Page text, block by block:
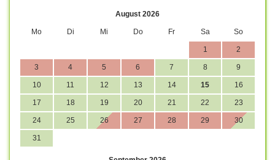
August 2026
Mo Di Mi Do Fr Sa So
1 2
3 4 5 6 7 8 9
10 11 12 13 14 15 16
17 18 19 20 21 22 23
24 25 26 27 28 29 30
31